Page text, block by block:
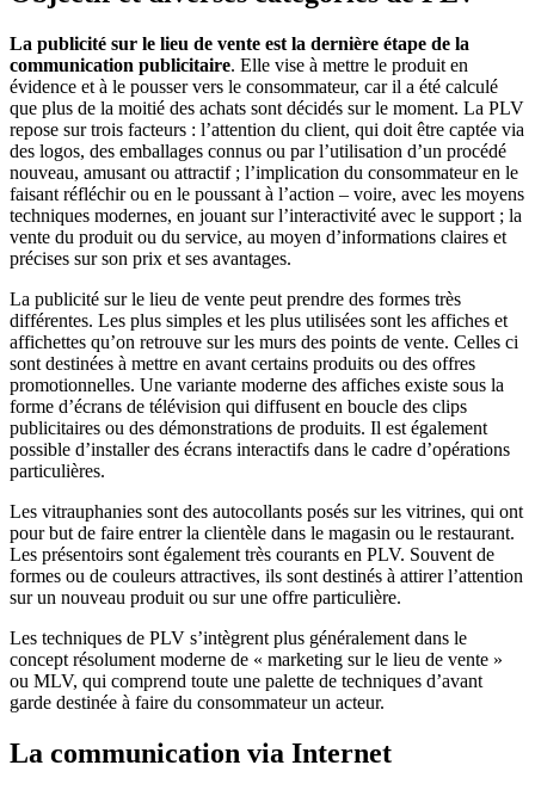
La publicité sur le lieu de vente est la dernière étape de la
communication publicitaire. Elle vise à mettre le produit en
évidence et à le pousser vers le consommateur, car il a été calculé
que plus de la moitié des achats sont décidés sur le moment. La PLV
repose sur trois facteurs : l’attention du client, qui doit être captée via
des logos, des emballages connus ou par l’utilisation d’un procédé
nouveau, amusant ou attractif ; l’implication du consommateur en le
faisant réfléchir ou en le poussant à l’action – voire, avec les moyens
techniques modernes, en jouant sur l’interactivité avec le support ; la
vente du produit ou du service, au moyen d’informations claires et
précises sur son prix et ses avantages.
La publicité sur le lieu de vente peut prendre des formes très
différentes. Les plus simples et les plus utilisées sont les affiches et
affichettes qu’on retrouve sur les murs des points de vente. Celles ci
sont destinées à mettre en avant certains produits ou des offres
promotionnelles. Une variante moderne des affiches existe sous la
forme d’écrans de télévision qui diffusent en boucle des clips
publicitaires ou des démonstrations de produits. Il est également
possible d’installer des écrans interactifs dans le cadre d’opérations
particulières.
Les vitrauphanies sont des autocollants posés sur les vitrines, qui ont
pour but de faire entrer la clientèle dans le magasin ou le restaurant.
Les présentoirs sont également très courants en PLV. Souvent de
formes ou de couleurs attractives, ils sont destinés à attirer l’attention
sur un nouveau produit ou sur une offre particulière.
Les techniques de PLV s’intègrent plus généralement dans le
concept résolument moderne de « marketing sur le lieu de vente »
ou MLV, qui comprend toute une palette de techniques d’avant
garde destinée à faire du consommateur un acteur.
La communication via Internet